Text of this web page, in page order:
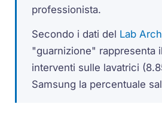
professionista.
Secondo i dati del Lab
"guarnizione" rappresenta
interventi sulle lavatrici
Samsung la percentuale